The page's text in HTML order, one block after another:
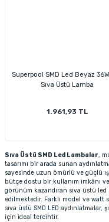
Superpool SMD Led Beyaz
Sıva Üstü Lamba
1.961,93 TL
Sıva Üstü SMD Led Lambalar,
tasarımı bir arada sunan
sayesinde uzun ömürlü ve güçlü
bütçe dostu bir kullanım imkânı
görünüm kazandıran sıva üstü
edilmektedir. Farklı model ve
sıva üstü SMD LED
için ideal tercihtir.